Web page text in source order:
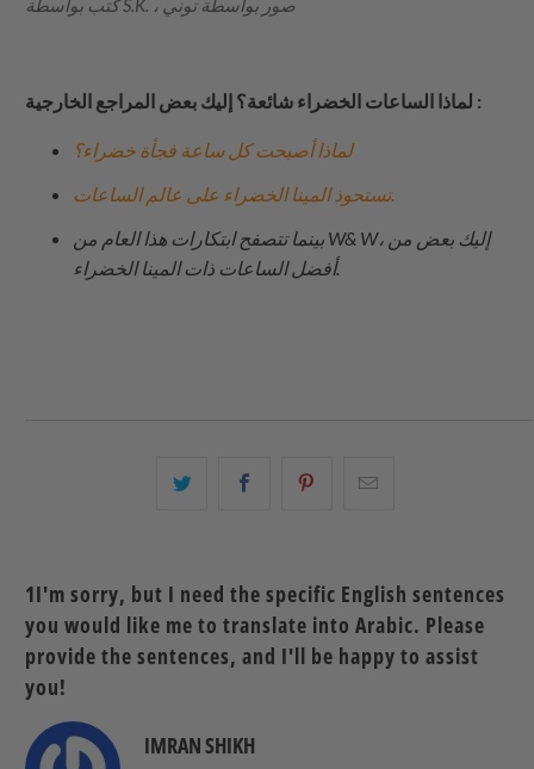
كتب بواسطة S.K. ، صور بواسطة توني
لماذا الساعات الخضراء شائعة؟ إليك بعض المراجع الخارجية :
لماذا أصبحت كل ساعة فجأة خضراء؟
تستحوذ المينا الخضراء على عالم الساعات.
بينما تتصفح ابتكارات هذا العام من W& W، إليك بعض من
أفضل الساعات ذات المينا الخضراء.
شارك
شارك
شارك
صديق
1I'm sorry, but I need the specific English sentences
you would like me to translate into Arabic. Please
provide the sentences, and I'll be happy to assist
you!
IMRAN SHIKH